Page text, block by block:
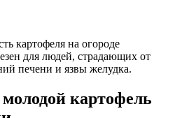
картофеля на огороде
для людей, страдающих от
печени и язвы желудка.
картофель